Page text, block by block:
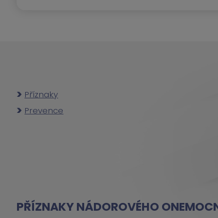
Příznaky
Prevence
PŘÍZNAKY NÁDOROVÉHO